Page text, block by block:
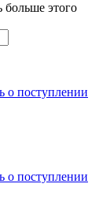
больше этого
о поступлении
о поступлении